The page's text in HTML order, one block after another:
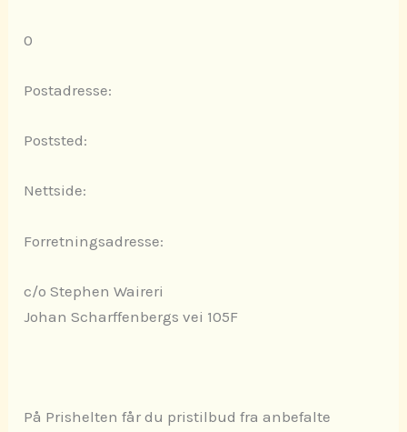
0
Postadresse:
Poststed:
Nettside:
Forretningsadresse:
c/o Stephen Waireri
Johan Scharffenbergs vei 105F
På Prishelten får du pristilbud fra anbefalte